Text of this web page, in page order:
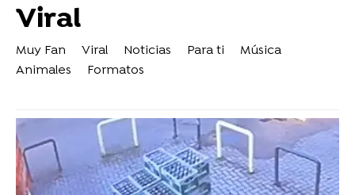
Viral
Muy Fan Viral Noticias Para ti
Música
Animales
Formatos